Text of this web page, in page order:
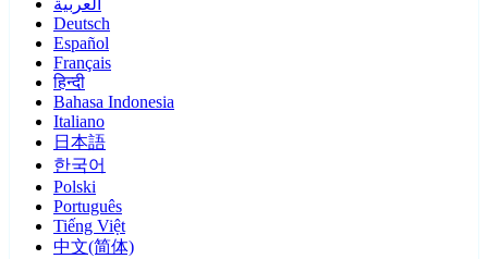
العربية
Deutsch
Español
Français
हिन्दी
Bahasa Indonesia
Italiano
日本語
한국어
Polski
Português
Tiếng Việt
中文(简体)